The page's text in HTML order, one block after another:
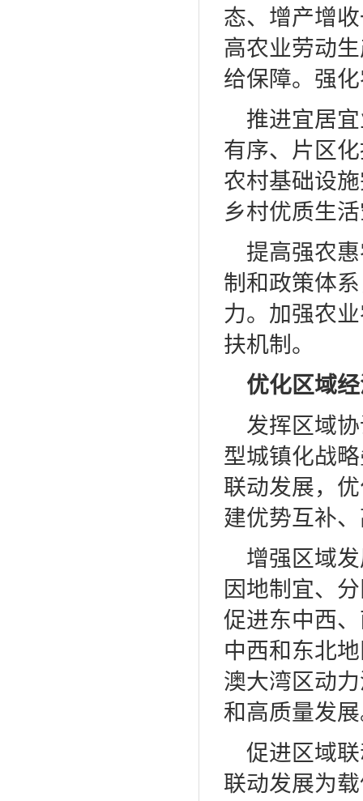
态、增产增
高农业劳动
给保障。强
推进宜居
有序、片区
农村基础设
乡村优质生
提高强农
制和政策体
力。加强农
扶机制。
优化区域
发挥区域
型城镇化战
联动发展，
建优势互补
增强区域
因地制宜、
促进东中西
中西和东北
澳大湾区动
和高质量发
促进区域
联动发展为